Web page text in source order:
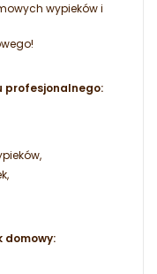
wypieków i
profesjonalnego:
domowy: